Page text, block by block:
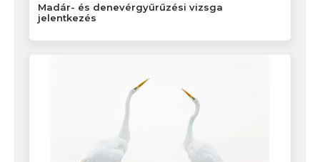
Madár- és denevérgyűrűzési vizsga
jelentkezés